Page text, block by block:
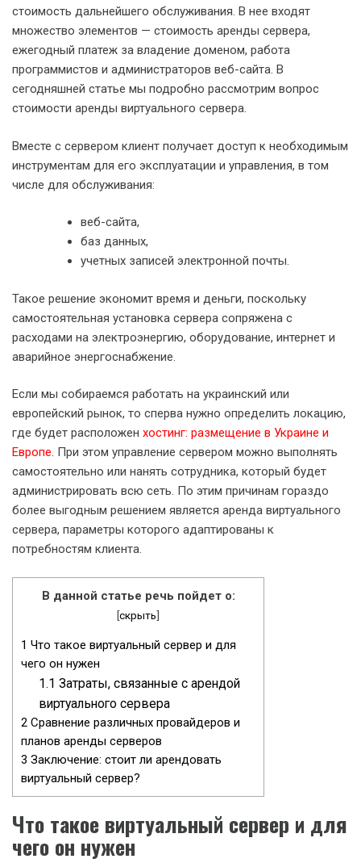
стоимость дальнейшего обслуживания. В нее входят
множество элементов — стоимость аренды сервера,
ежегодный платеж за владение доменом, работа
программистов и администраторов веб-сайта. В
сегодняшней статье мы подробно рассмотрим вопрос
стоимости аренды виртуального сервера.
Вместе с сервером клиент получает доступ к необходимым
инструментам для его эксплуатации и управления, в том
числе для обслуживания:
веб-сайта,
баз данных,
учетных записей электронной почты.
Такое решение экономит время и деньги, поскольку
самостоятельная установка сервера сопряжена с
расходами на электроэнергию, оборудование, интернет и
аварийное энергоснабжение.
Если мы собираемся работать на украинский или
европейский рынок, то сперва нужно определить локацию,
где будет расположен хостинг: размещение в Украине и
Европе. При этом управление сервером можно выполнять
самостоятельно или нанять сотрудника, который будет
администрировать всю сеть. По этим причинам гораздо
более выгодным решением является аренда виртуального
сервера, параметры которого адаптированы к
потребностям клиента.
В данной статье речь пойдет о:
[скрыть]
1 Что такое виртуальный сервер и для
чего он нужен
1.1 Затраты, связанные с арендой
виртуального сервера
2 Сравнение различных провайдеров и
планов аренды серверов
3 Заключение: стоит ли арендовать
виртуальный сервер?
Что такое виртуальный сервер и для
чего он нужен